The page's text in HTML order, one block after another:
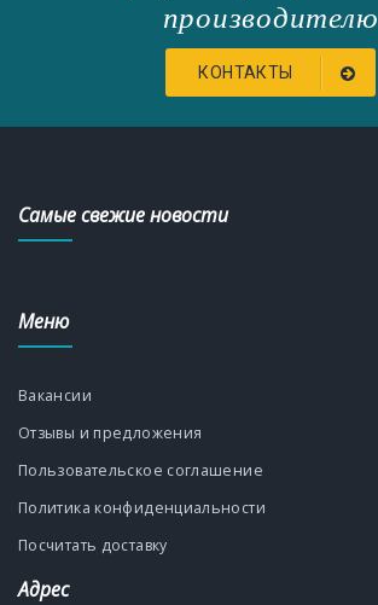
производителю
КОНТАКТЫ
Самые свежие новости
Меню
Вакансии
Отзывы и предложения
Пользовательское соглашение
Политика конфиденциальности
Посчитать доставку
Адрес